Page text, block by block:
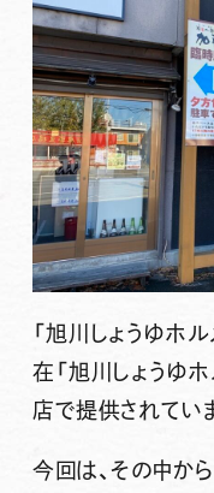
「旭川しょうゆホル
在 「旭川しょうゆホ
店で提供されてい
今回は、その中から